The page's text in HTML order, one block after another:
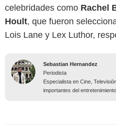
celebridades como Rachel
Hoult, que fueron
Lois Lane y Lex Luthor,
Sebastian Hernandez
Periodista
Especialista en Cine,
importantes del entretenimiento.